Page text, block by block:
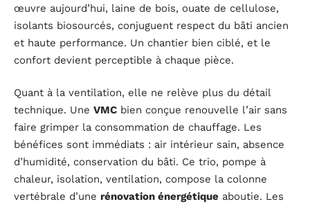
œuvre aujourd’hui, laine de bois, ouate de cellulose,
isolants biosourcés, conjuguent respect du bâti ancien
et haute performance. Un chantier bien ciblé, et le
confort devient perceptible à chaque pièce.
Quant à la ventilation, elle ne relève plus du détail
technique. Une VMC bien conçue renouvelle l’air sans
faire grimper la consommation de chauffage. Les
bénéfices sont immédiats : air intérieur sain, absence
d’humidité, conservation du bâti. Ce trio, pompe à
chaleur, isolation, ventilation, compose la colonne
vertébrale d’une rénovation énergétique aboutie. Les